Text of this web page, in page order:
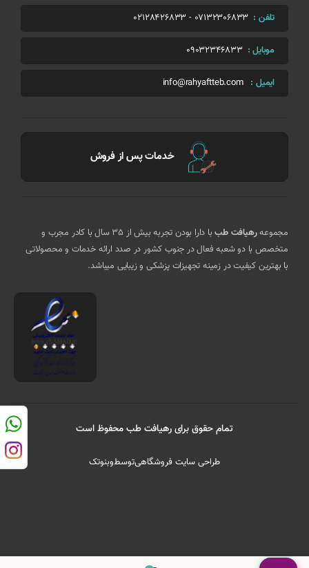
تلفن : 07132306833
-
02128426833
موبایل : 09032346833
ایمیل : info@rahyaftteb.com
خدمات پس از فروش
مجموعهرهیافت طب
با دارا بودن تجربه بیش از 35 سال با کادر مجرب و
متخصص با دو شعبه فعال در جنوب کشور در صدد ارائه خدمات و محصولاتی
با بهترین کیفیت در زمینه تجهیزات پزشکی و زیبایی میباشد.
تمام حقوق برای رهیافت طب محفوظ است
طراحی سایت فروشگاهیتوسطوبنوتک